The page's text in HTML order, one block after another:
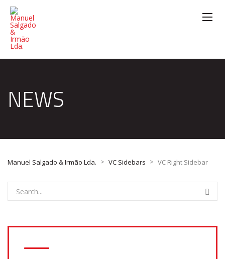
NEWS
Manuel Salgado & Irmão Lda. > VC Sidebars > VC Right Sidebar